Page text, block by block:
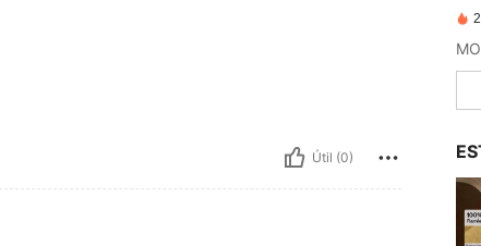
Útil (0)